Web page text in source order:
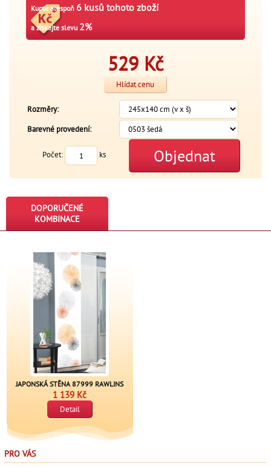
Kupte alespoň 6 kusů tohoto zboží
a získejte slevu 2%
529Kč
Hlídat cenu
Rozměry:
Barevné provedení:
Počet: ks Objednat
DOPORUČENÉ
KOMBINACE
JAPONSKÁ STĚNA 87999 RAWLINS
1 139 Kč
Detail
PRO VÁS